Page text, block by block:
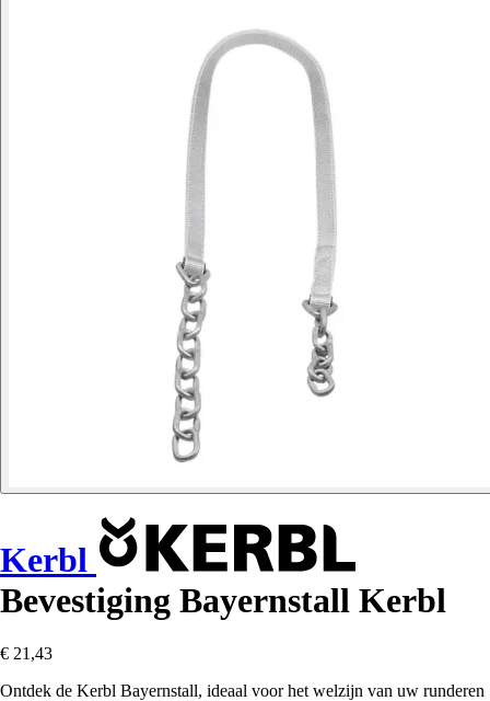
Kerbl
Bevestiging Bayernstall Kerbl
€ 21,43
Ontdek de Kerbl Bayernstall, ideaal voor het welzijn van uw runderen